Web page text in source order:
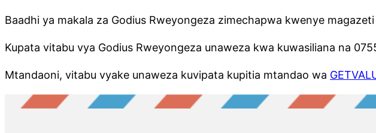
Baadhi ya makala za Godius Rweyongeza zimechapwa kwenye
Kupata vitabu vya Godius Rweyongeza unaweza kwa kuwasiliana na
Mtandaoni, vitabu vyake unaweza kuvipata kupitia mtandao wa